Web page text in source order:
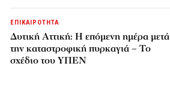
ΕΠΙΚΑΙΡΟΤΗΤΑ
Δυτική Αττική: Η επόμενη ημέρα μετά
την καταστροφική πυρκαγιά – Το
σχέδιο του ΥΠΕΝ